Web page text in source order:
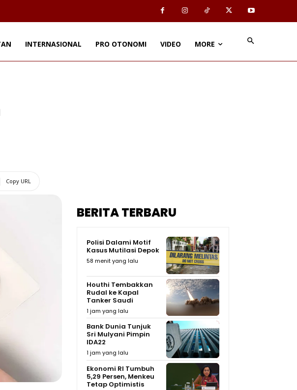
INTERNASIONAL PRO OTONOMI VIDEO MORE
Copy URL
BERITA TERBARU
Polisi Dalami Motif
Kasus Mutilasi Depok
58 menit yang lalu
Houthi Tembakkan
Rudal ke Kapal
Tanker Saudi
1 jam yang lalu
Bank Dunia Tunjuk
Sri Mulyani Pimpin
IDA22
1 jam yang lalu
Ekonomi RI Tumbuh
5,29 Persen, Menkeu
Tetap Optimistis